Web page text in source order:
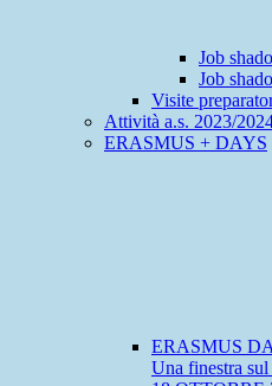
Job
Job
Visite
Attività a.s. 2023/
ERASMUS + DAYS
ERASMUS
Una finestra